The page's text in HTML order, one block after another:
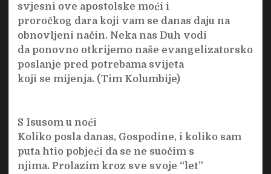
svjesni ove apostolske moći i
proročkog dara koji vam se danas daju na
obnovljeni način. Neka nas Duh vodi
da ponovno otkrijemo naše evangelizatorsko
poslanje pred potrebama svijeta
koji se mijenja. (Tim Kolumbije)
S Isusom u noći
Koliko posla danas, Gospodine, i koliko sam
puta htio pobjeći da se ne suočim s
njima. Prolazim kroz sve svoje “let”